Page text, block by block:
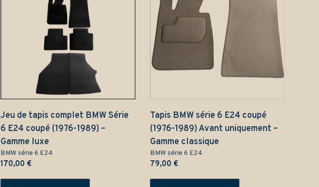
Jeu de tapis complet BMW Série
6 E24 coupé (1976-1989) –
Gamme luxe
BMW série 6 E24
170,00 €
Tapis BMW série 6 E24 coupé
(1976-1989) Avant uniquement –
Gamme classique
BMW série 6 E24
79,00 €